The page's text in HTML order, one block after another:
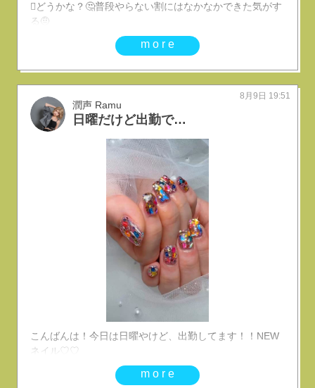
💕︎︎どうかな？🤔普段やらない割にはなかなかできた気がす
る🤨
more
潤声 Ramu
日曜だけど出勤です！
8月9日 19:51
こんばんは！今日は日曜やけど、出勤してます！！NEW
ネイル♡♡
more